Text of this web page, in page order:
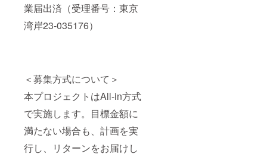
業届出済（受理番号：東京
湾岸23-035176）
＜募集方式について＞
本プロジェクトはAll-in方式
で実施します。目標金額に
満たない場合も、計画を実
行し、リターンをお届けし